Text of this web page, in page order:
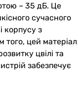
– 35 дБ. Це
сучасного
корпусу з
того, цей матеріал
цвілі та
забезпечує